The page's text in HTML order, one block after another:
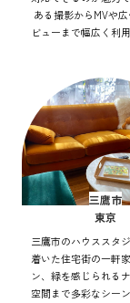
ある撮影からMVや
ビューまで幅広く利用
ション豊かな撮影を
す。
三鷹市
東京
三鷹市のハウススタ
着いた住宅街の一軒
ン、緑を感じられる
空間まで多彩なシー